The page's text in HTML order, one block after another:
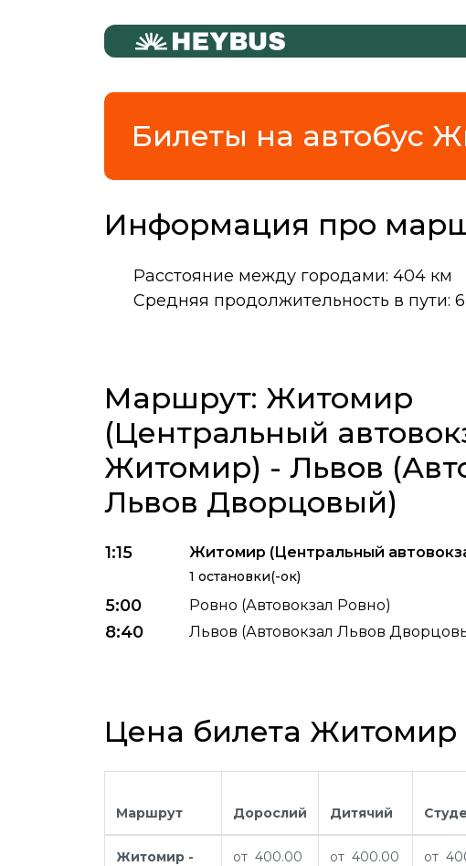
Билеты на автобус
Информация про
Расстояние между городами: 404 км
Средняя продолжительность в пути:
Маршрут: Житомир
(Центральный
Житомир) - Львов
Львов Дворцовый)
1:15 Житомир (Центральный
1 остановки(-ок)
5:00 Ровно (Автовокзал Ровно)
8:40 Львов (Автовокзал Львов
Цена билета Житомир
Маршрут Дорослий Дитячий
Житомир -
от 400.00
от 400.00
от